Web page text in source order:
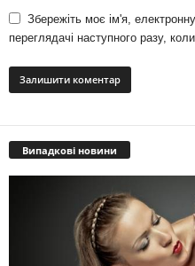
Збережіть моє ім'я,
переглядачі наступного разу,
Випадкові новини